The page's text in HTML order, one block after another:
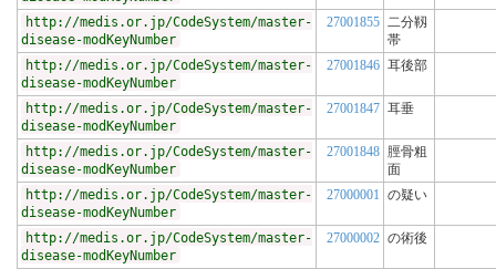
http://medis.or.jp/CodeSystem/master-
disease-modKeyNumber
27001855 二分靱
帯
http://medis.or.jp/CodeSystem/master-
disease-modKeyNumber
27001846 耳後部
http://medis.or.jp/CodeSystem/master-
disease-modKeyNumber
27001847 耳垂
http://medis.or.jp/CodeSystem/master-
disease-modKeyNumber
27001848 脛骨粗
面
http://medis.or.jp/CodeSystem/master-
disease-modKeyNumber
27000001 の疑い
http://medis.or.jp/CodeSystem/master-
disease-modKeyNumber
27000002 の術後